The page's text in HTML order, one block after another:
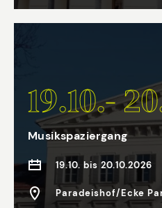
Theaterspaziergang
Stadtführung zur Grazer
Klaudia Kurta
19.10.-
Musikspaziergang
19.10. bis 20.10.2026
Paradeishof/Ecke